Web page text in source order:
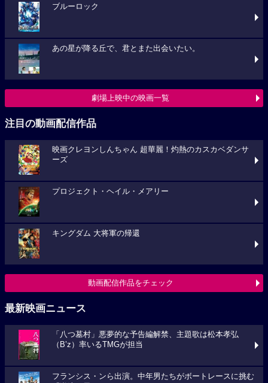
ブルーロック
あの星が降る丘で、君とまた出会いたい。
劇場上映中の映画一覧
注目の動画配信作品
映画クレヨンしんちゃん 超華麗！灼熱のカスカベダンサ
ーズ
プロジェクト・ヘイル・メアリー
キングダム 大将軍の帰還
動画配信作品をチェック
最新映画ニュース
「八つ墓村」悪夢的な予告編解禁、主題歌は松本孝弘
（B’z）率いるTMGが担当
フランシス・ンら出演。中年男たちがボートレースに挑む